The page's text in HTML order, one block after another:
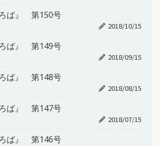
ろば』 第150号
2018/10/15
ろば』 第149号
2018/09/15
ろば』 第148号
2018/08/15
ろば』 第147号
2018/07/15
ろば』 第146号